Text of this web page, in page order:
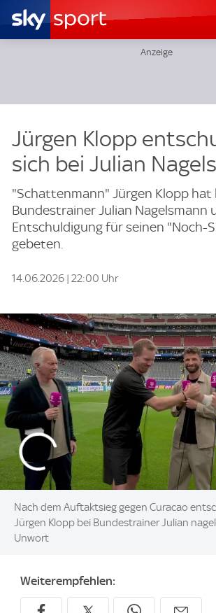
Jürgen Klopp
sich bei Julian
"Schattenmann" Jürgen Klopp hat
Bundestrainer Julian Nagelsmann
Entschuldigung für seinen "Noch-
gebeten.
14.06.2026 | 22:00 Uhr
Nach dem Auftaktsieg gegen Curacao
Jürgen Klopp bei Bundestrainer Julian
Unwort
Weiterempfehlen: